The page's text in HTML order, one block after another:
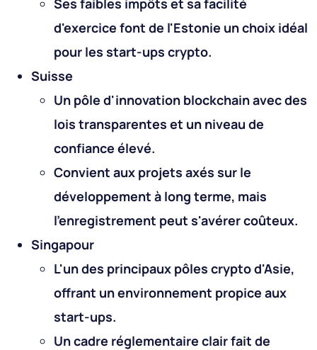
d'exercice font de l'Estonie un choix idéal
pour les start-ups crypto.
Suisse
Un pôle d'innovation blockchain avec des
lois transparentes et un niveau de
confiance élevé.
Convient aux projets axés sur le
développement à long terme, mais
l'enregistrement peut s'avérer coûteux.
Singapour
L'un des principaux pôles crypto d'Asie,
offrant un environnement propice aux
start-ups.
Un cadre réglementaire clair fait de